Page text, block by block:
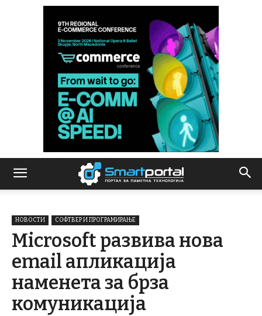
НОВОСТИ СОФТВЕР И ПРОГРАМИРАЊЕ
Microsoft развива нова
email апликација
наменета за брза
комуникација